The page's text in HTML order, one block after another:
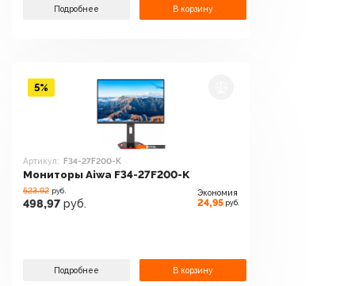
Подробнее В корзину
Артикул: F34-27F200-K
Мониторы Aiwa F34-27F200-K
523.92 руб.
498,97 руб.
Экономия
24,95 руб.
Подробнее В корзину
5%